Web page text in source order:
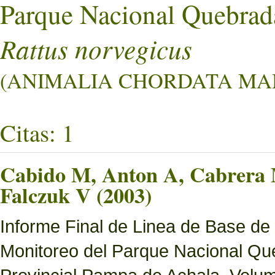
Parque Nacional
Rattus norvegicus
(ANIMALIA CHORDATA
Citas: 1
Cabido M, Anton A,
Falczuk V (2003)
Informe Final de Linea de Base
Monitoreo del Parque Nacional